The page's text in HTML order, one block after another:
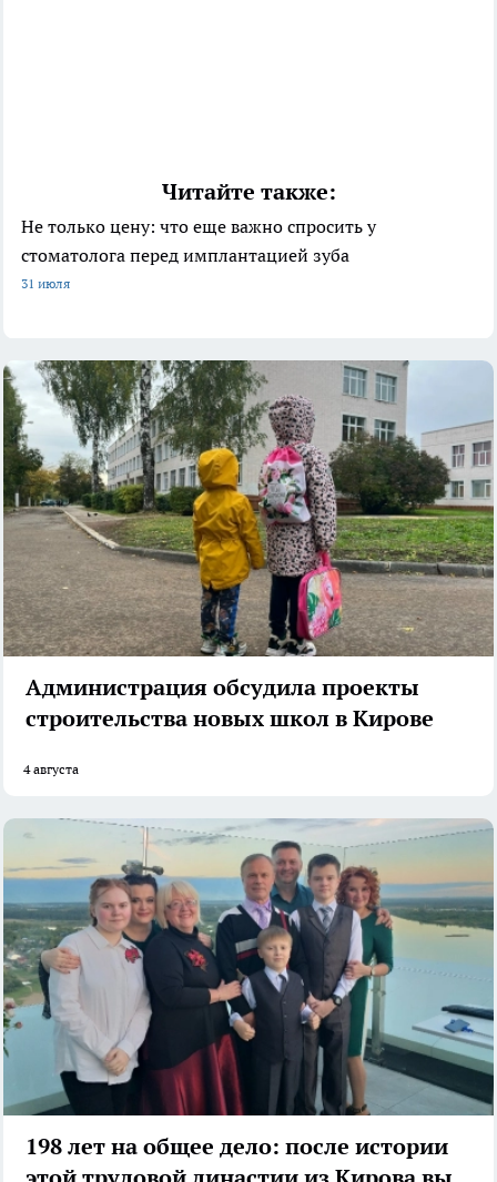
Читайте также:
Не только цену: что еще важно спросить у
стоматолога перед имплантацией зуба
31 июля
Администрация обсудила проекты
строительства новых школ в Кирове
4 августа
198 лет на общее дело: после истории